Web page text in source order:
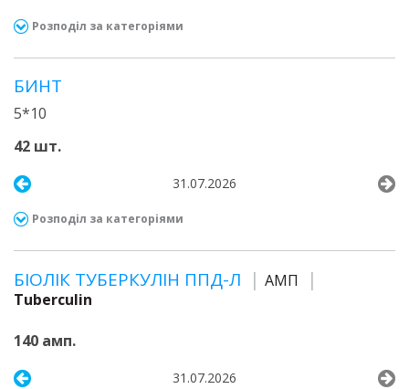
Розподіл за категоріями
БИНТ
5*10
42 шт.
31.07.2026
Розподіл за категоріями
БІОЛІК ТУБЕРКУЛІН ППД-Л
АМП
Tuberculin
140 амп.
31.07.2026